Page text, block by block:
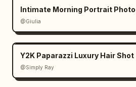
Intimate Morning Portrait
@Giulia
Y2K Paparazzi Luxury Hair Shot
@Simply Ray